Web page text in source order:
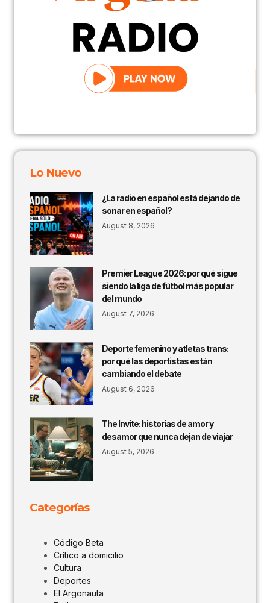
Lo Nuevo
¿La radio en español está dejando de
sonar en español?
August 8, 2026
Premier League 2026: por qué sigue
siendo la liga de fútbol más popular
del mundo
August 7, 2026
Deporte femenino y atletas trans:
por qué las deportistas están
cambiando el debate
August 6, 2026
The Invite: historias de amor y
desamor que nunca dejan de viajar
August 5, 2026
Categorías
Código Beta
Crítico a domicilio
Cultura
Deportes
El Argonauta